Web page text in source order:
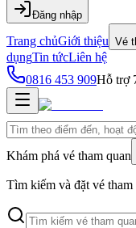
Đăng nhập
Trang chủGiới thiệu Vé
dụngTin tứcLiên hệ
0816 453 909Hỗ trợ
Khám phá vé tham quan
Tìm kiếm và đặt vé